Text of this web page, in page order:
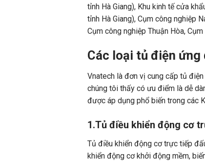
tỉnh Hà Giang), Khu kinh tế cửa
tỉnh Hà Giang), Cụm công nghiệp
Cụm công nghiệp Thuận Hòa,
Các loại tủ điện ứng
Vnatech là đơn vị cung cấp tủ
chúng tôi thấy có ưu điểm là dễ
được áp dụng phổ biến trong các
1.Tủ điều khiển động cơ
Tủ điều khiển động cơ trực tiếp
khiển động cơ khởi động mềm,